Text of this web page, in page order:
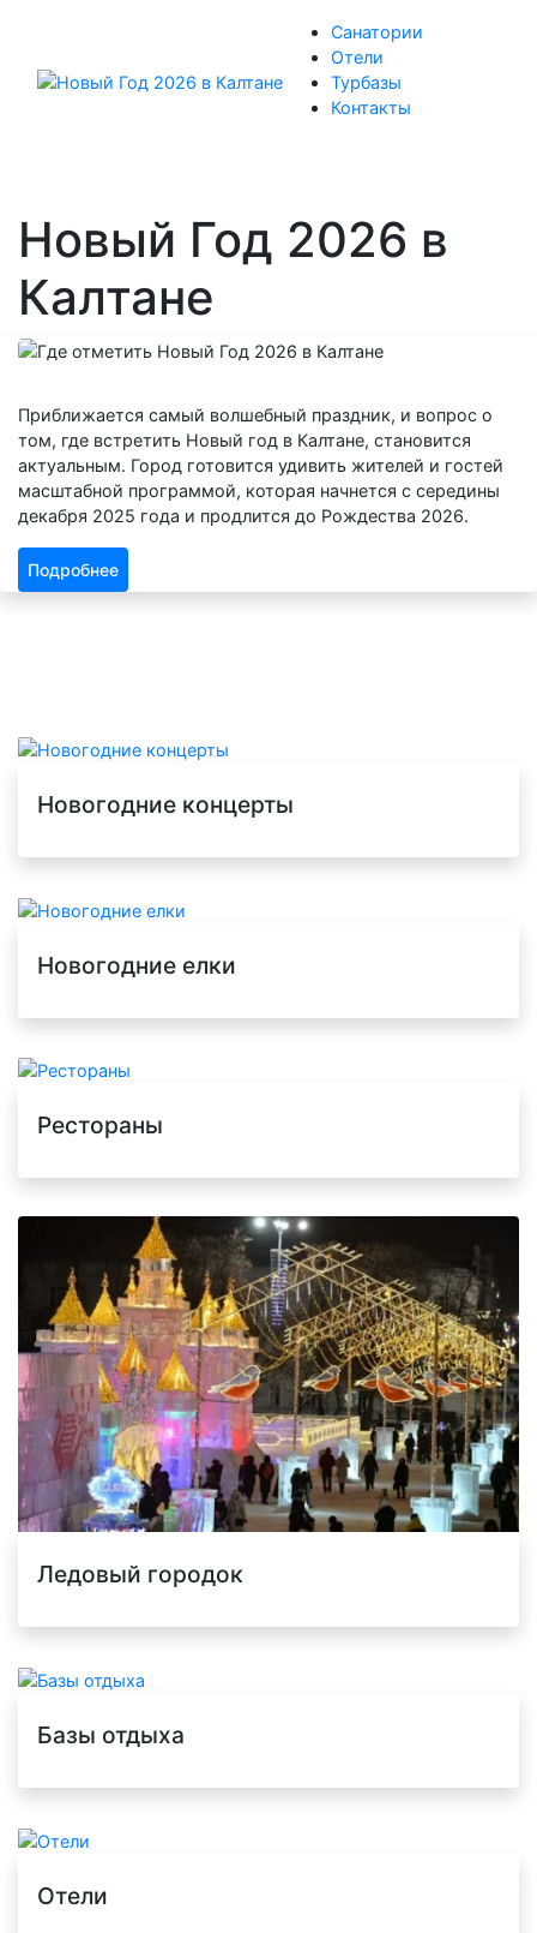
Санатории
Отели
Турбазы
Контакты
Новый Год 2026 в
Калтане
Приближается самый волшебный праздник, и вопрос о
том, где встретить Новый год в Калтане, становится
актуальным. Город готовится удивить жителей и гостей
масштабной программой, которая начнется с середины
декабря 2025 года и продлится до Рождества 2026.
Подробнее
Новогодние концерты
Новогодние елки
Рестораны
Ледовый городок
Базы отдыха
Отели